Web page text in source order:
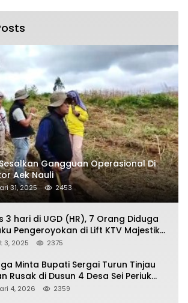
Sesalkan Gangguan Operasional Di
Aek Nauli
31, 2025 2453
3 hari di UGD (HR), 7 Orang Diduga
Pengeroyokan di Lift KTV Majestik
Bebas, Kantor Hukum JAP
3, 2025 2375
Minta Bupati Sergai Turun Tinjau
Rusak di Dusun 4 Desa Sei Periuk
Bedagai
4, 2026 2359